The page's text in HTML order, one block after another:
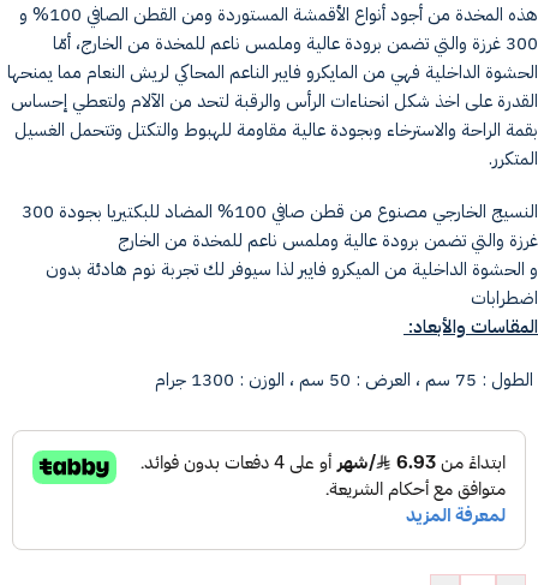
هذه المخدة من أجود أنواع الأقمشة المستوردة ومن القطن الصافي 100% و
300 غرزة والتي تضمن برودة عالية وملمس ناعم للمخدة من الخارج، أمّا
الحشوة الداخلية فهي من المايكرو فايبر الناعم المحاكي لريش النعام مما يمنحها
القدرة على اخذ شكل انحناءات الرأس والرقبة لتحد من الآلام ولتعطي إحساس
بقمة الراحة والاسترخاء وبجودة عالية مقاومة للهبوط والتكتل وتتحمل الغسيل
المتكرر.
النسيج الخارجي مصنوع من قطن صافي 100% المضاد للبكتيريا بجودة 300
غرزة والتي تضمن برودة عالية وملمس ناعم للمخدة من الخارج
و الحشوة الداخلية من الميكرو فايبر لذا سيوفر لك تجربة نوم هادئة بدون
اضطرابات
المقاسات والأبعاد:
الطول : 75 سم ، العرض : 50 سم ، الوزن : 1300 جرام